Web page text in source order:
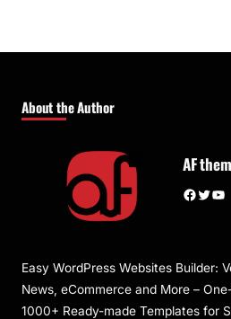
About the Author
AF
Facebook Twitter YouTube
Easy WordPress Websites Builder:
News, eCommerce and More –
1000+ Ready-made Templates for